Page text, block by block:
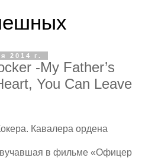
2014 г.
-My Father’s
You Can Leave
Кавалера ордена
в фильме «Офицер